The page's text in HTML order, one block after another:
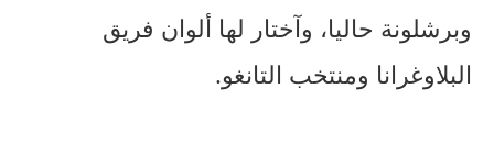
وبرشلونة حاليا، وآختار لها ألوان فريق
البلاوغرانا ومنتخب التانغو.